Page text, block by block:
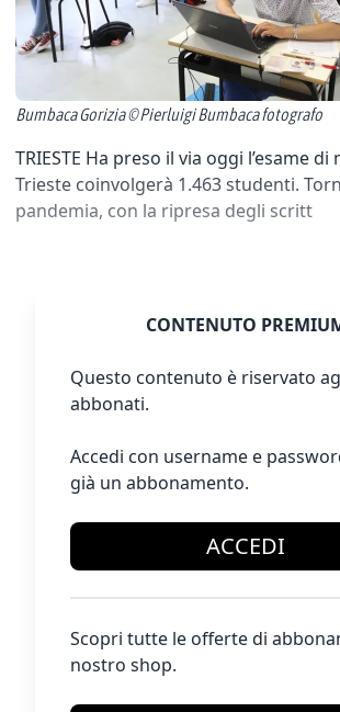
Bumbaca Gorizia © Pierluigi Bumbaca fotografo
TRIESTE Ha preso il via oggi l’esame
Trieste coinvolgerà 1.463 studenti.
pandemia, con la ripresa degli scritt
CONTENUTO
Questo contenuto è riservato
abbonati.
Accedi con username e
già un abbonamento.
ACCEDI
Scopri tutte le offerte di
nostro shop.